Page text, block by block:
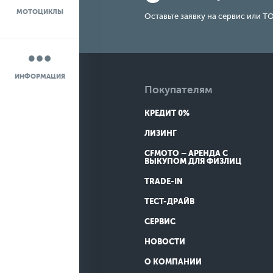
МОТОЦИКЛЫ
ИНФОРМАЦИЯ
Оставьте заявку на сервис или
Покупателям
КРЕДИТ 0%
ЛИЗИНГ
CFMOTO – АРЕНДА С
ВЫКУПОМ ДЛЯ ФИЗЛИЦ
TRADE-IN
ТЕСТ-ДРАЙВ
СЕРВИС
НОВОСТИ
О КОМПАНИИ